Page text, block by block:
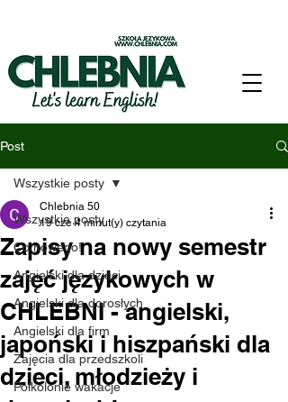
Post
Wszystkie posty
Co nowego!
Angielski dla dzieci
Angielski dla dorosłych
Angielski dla firm
Zajęcia dla przedszkoli
Półkolonie wakacje
Wszystkie posty
Zapisy na nowy semestr
zajęć językowych w
CHLEBNI - angielski,
japoński i hiszpański dla
dzieci, młodzieży i
Chlebnia 50
19 cze 4 minut(y) czytania